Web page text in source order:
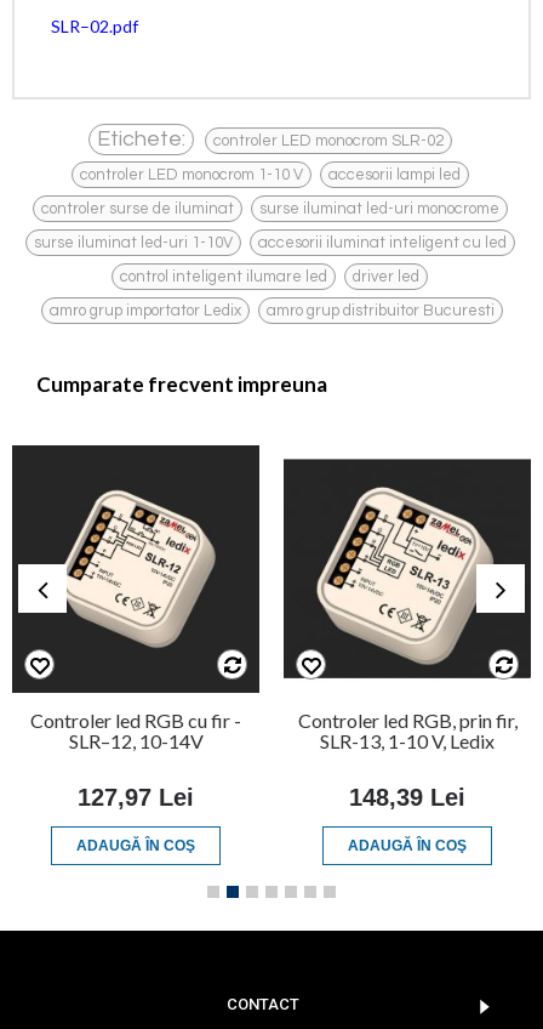
SLR–02.pdf
Etichete: controler LED monocrom SLR-02 ,
controler LED monocrom 1-10 V , accesorii lampi led ,
controler surse de iluminat , surse iluminat led-uri monocrome ,
surse iluminat led-uri 1-10V , accesorii iluminat inteligent cu led ,
control inteligent ilumare led driver led
amro grup importator Ledix , amro grup distribuitor Bucuresti
Cumparate frecvent impreuna
Controler led RGB cu fir -
SLR–12, 10-14V
127,97 Lei
ADAUGĂ ÎN COŞ
Controler led RGB, prin fir,
SLR-13, 1-10 V, Ledix
148,39 Lei
ADAUGĂ ÎN COŞ
CONTACT